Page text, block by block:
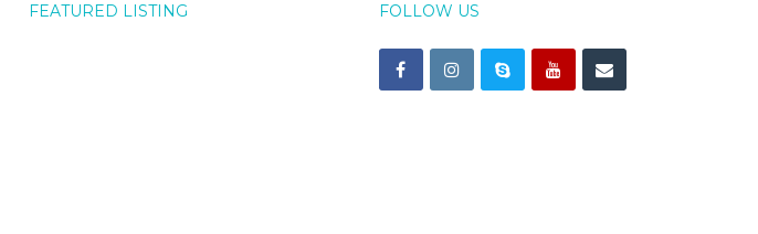
FEATURED LISTING FOLLOW US